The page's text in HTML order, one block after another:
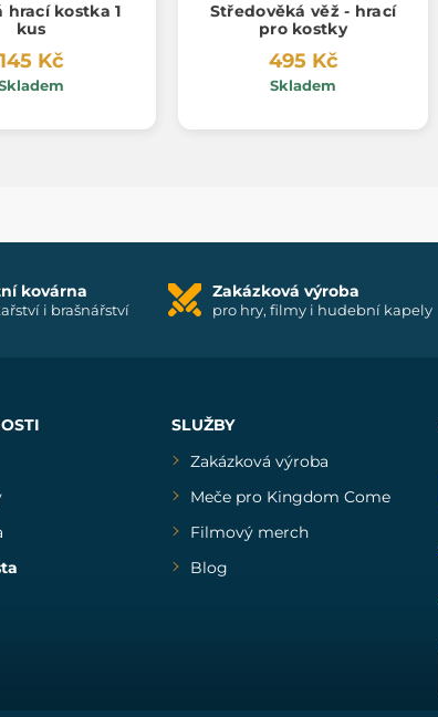
hrací kostka 1
kus
145 Kč
Středověká věž - hrací
pro kostky
495 Kč
Skladem
kovárna
i brašnářství
Zakázková výroba
pro hry, filmy i hudební kapely
SLUŽBY
Zakázková výroba
Meče pro Kingdom Come
Filmový merch
Blog